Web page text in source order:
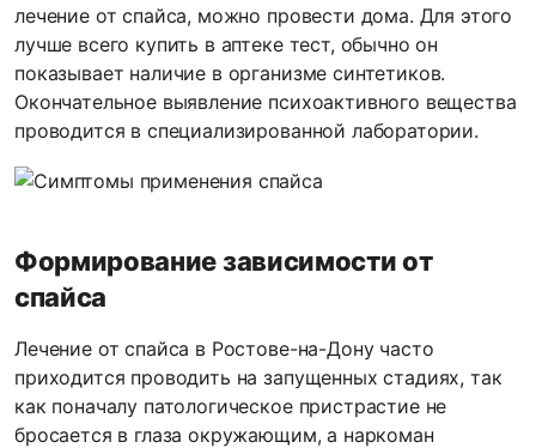
лечение от спайса, можно провести дома. Для этого
лучше всего купить в аптеке тест, обычно он
показывает наличие в организме синтетиков.
Окончательное выявление психоактивного вещества
проводится в специализированной лаборатории.
Формирование зависимости от
спайса
Лечение от спайса в Ростове-на-Дону часто
приходится проводить на запущенных стадиях, так
как поначалу патологическое пристрастие не
бросается в глаза окружающим, а наркоман